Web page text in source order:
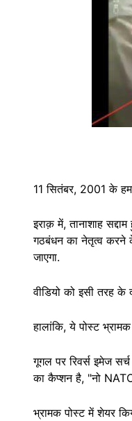
11 सितंबर, 2001 के
इराक़ में, तानाशाह
गठबंधन का नेतृत्व करने
जाएगा.
वीडियो को इसी तरह
हालांकि, ये पोस्ट
गूगल पर रिवर्स इमेज
का कैप्शन है, "नो
भ्रामक पोस्ट में शेयर